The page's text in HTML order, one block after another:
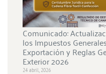
Comunicado:
los Impuestos
Exportación y Reglas
Exterior 2026
24 abril, 2026